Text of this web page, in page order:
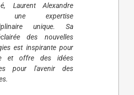
Laurent Alexandre
une expertise
unique. Sa
des nouvelles
est inspirante pour
et offre des idées
pour l'avenir des